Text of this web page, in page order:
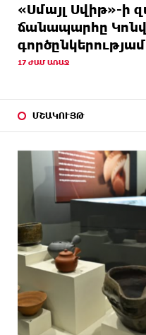
«Սմայլ Սվիթ»-ի
ճանապարհը
17 ԺԱՄ ԱՌԱՋ
ՄՇԱԿՈՒՅԹ